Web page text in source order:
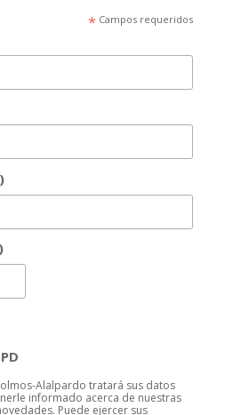
*Campos requeridos
Alalpardo tratará sus datos
informado acerca de nuestras
Puede ejercer sus